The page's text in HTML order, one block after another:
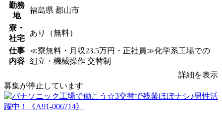
勤務
地
福島県 郡山市
寮・
社宅
あり（無料）
仕事
内容
≪寮無料・月収23.5万円・正社員≫化学系工場での
組立・機械操作 交替制
詳細を表示
募集が停止しています